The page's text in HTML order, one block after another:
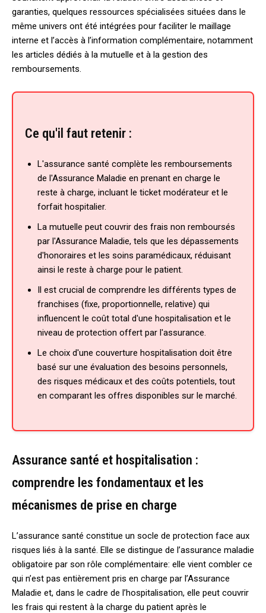
garanties, quelques ressources spécialisées situées dans le
même univers ont été intégrées pour faciliter le maillage
interne et l’accès à l’information complémentaire, notamment
les articles dédiés à la mutuelle et à la gestion des
remboursements.
Ce qu'il faut retenir :
L'assurance santé complète les remboursements
de l'Assurance Maladie en prenant en charge le
reste à charge, incluant le ticket modérateur et le
forfait hospitalier.
La mutuelle peut couvrir des frais non remboursés
par l'Assurance Maladie, tels que les dépassements
d'honoraires et les soins paramédicaux, réduisant
ainsi le reste à charge pour le patient.
Il est crucial de comprendre les différents types de
franchises (fixe, proportionnelle, relative) qui
influencent le coût total d'une hospitalisation et le
niveau de protection offert par l'assurance.
Le choix d'une couverture hospitalisation doit être
basé sur une évaluation des besoins personnels,
des risques médicaux et des coûts potentiels, tout
en comparant les offres disponibles sur le marché.
Assurance santé et hospitalisation :
comprendre les fondamentaux et les
mécanismes de prise en charge
L’assurance santé constitue un socle de protection face aux
risques liés à la santé. Elle se distingue de l’assurance maladie
obligatoire par son rôle complémentaire: elle vient combler ce
qui n’est pas entièrement pris en charge par l’Assurance
Maladie et, dans le cadre de l’hospitalisation, elle peut couvrir
les frais qui restent à la charge du patient après le